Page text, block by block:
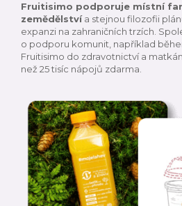
Fruitisimo podporuje místní
zemědělstvía stejnou filozofii
expanzi na zahraničních trzích.
o podporu komunit, například
Fruitisimo do zdravotnictví a
než 25 tisíc nápojů zdarma.